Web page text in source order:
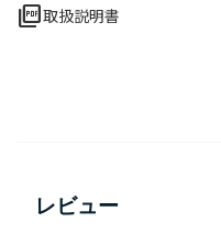
picture_as_pdf取扱説明書
レビュー